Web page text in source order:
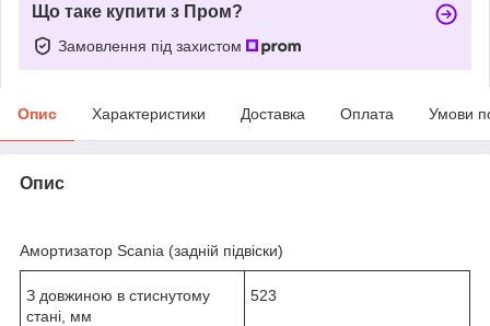
Що таке купити з Пром?
Замовлення під захистом
Опис Характеристики Доставка Оплата Умови
Опис
Амортизатор Scania (задній підвіски)
З довжиною в стиснутому
стані, мм
523